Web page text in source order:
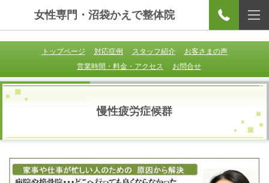
女性専門・沼袋かえで整体院
トップページ 対応症例 スタッフ紹介
お客さまの声
営業時間・料金・アクセス
お問合せ
慢性疲労症候群